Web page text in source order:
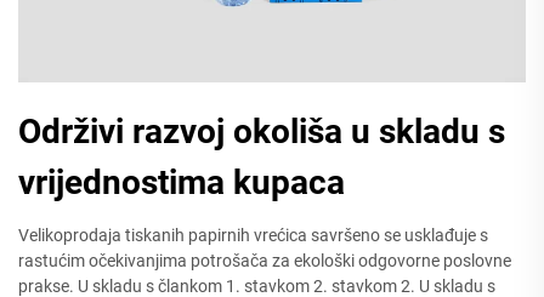
Održivi razvoj okoliša u skladu s
vrijednostima kupaca
Velikoprodaja tiskanih papirnih vrećica savršeno se usklađuje s
rastućim očekivanjima potrošača za ekološki odgovorne poslovne
prakse. U skladu s člankom 1. stavkom 2. stavkom 2. U skladu s